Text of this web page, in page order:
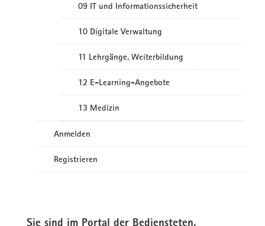
09 IT und Informationssicherheit
10 Digitale Verwaltung
11 Lehrgänge, Weiterbildung
12 E-Learning-Angebote
13 Medizin
Anmelden
Registrieren